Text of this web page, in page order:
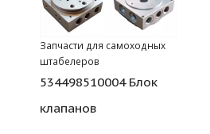
Запчасти для самоходных
штабелеров
534498510004 Блок
клапанов